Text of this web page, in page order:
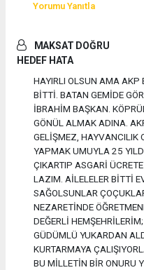
Yorumu Yanıtla
MAKSAT DOĞRU
HEDEF HATA
HAYIRLI OLSUN AMA AKP
BİTTİ. BATAN GEMİDE
İBRAHİM BAŞKAN.
GÖNÜL ALMAK ADINA.
GELİŞMEZ, HAYVANCILIK
YAPMAK UMUYLA 25
ÇIKARTIP ASGARİ
LAZIM. AİLELELER BİTTİ
SAĞOLSUNLAR
NEZARETİNDE
DEĞERLİ
GÜDÜMLÜ YUKARDAN
KURTARMAYA
BU MİLLETİN BİR ONURU